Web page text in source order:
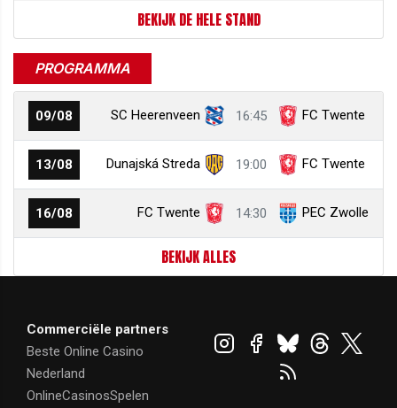
BEKIJK DE HELE STAND
PROGRAMMA
09/08 SC Heerenveen 16:45 FC Twente
13/08 Dunajská Streda 19:00 FC Twente
16/08 FC Twente 14:30 PEC Zwolle
BEKIJK ALLES
Commerciële partners
Beste Online Casino
Nederland
OnlineCasinosSpelen